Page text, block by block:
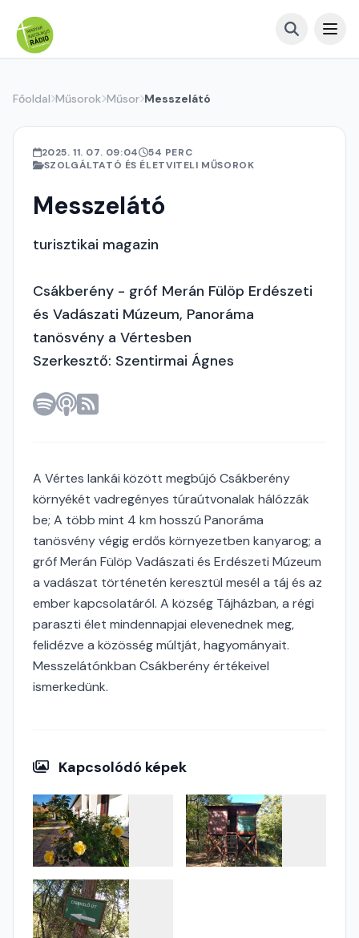
Főoldal Műsorok Műsor Messzelátó
2025. 11. 07. 09:04
54 PERC
SZOLGÁLTATÓ ÉS ÉLETVITELI MŰSOROK
Messzelátó
turisztikai magazin
Csákberény - gróf Merán Fülöp Erdészeti
és Vadászati Múzeum, Panoráma
tanösvény a Vértesben
Szerkesztő: Szentirmai Ágnes
A Vértes lankái között megbújó Csákberény
környékét vadregényes túraútvonalak hálózzák
be; A több mint 4 km hosszú Panoráma
tanösvény végig erdős környezetben kanyarog; a
gróf Merán Fülöp Vadászati és Erdészeti Múzeum
a vadászat történetén keresztül mesél a táj és az
ember kapcsolatáról. A község Tájházban, a régi
paraszti élet mindennapjai elevenednek meg,
felidézve a közösség múltját, hagyományait.
Messzelátónkban Csákberény értékeivel
ismerkedünk.
Kapcsolódó képek